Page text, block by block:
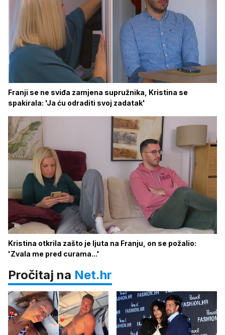
Franji se ne sviđa zamjena supružnika, Kristina se
spakirala: 'Ja ću odraditi svoj zadatak'
Kristina otkrila zašto je ljuta na Franju, on se požalio:
'Zvala me pred curama...'
Pročitaj na Net.hr